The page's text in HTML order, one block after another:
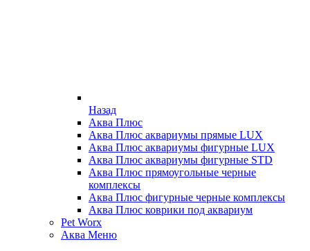
Назад
Аква Плюс
Аква Плюс аквариумы прямые LUX
Аква Плюс аквариумы фигурные LUX
Аква Плюс аквариумы фигурные STD
Аква Плюс прямоугольные черные
комплексы
Аква Плюс фигурные черные комплексы
Аква Плюс коврики под аквариум
Pet Worx
Аква Меню